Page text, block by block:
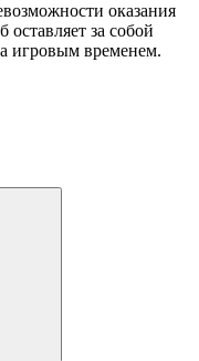
оказания
оставляет за собой
игровым временем.